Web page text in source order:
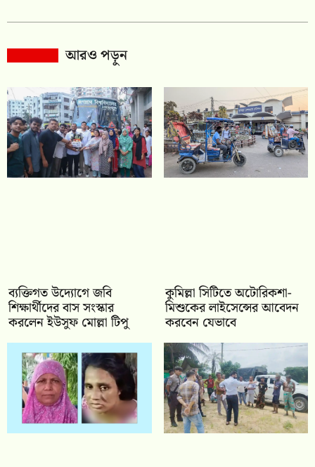
আরও পড়ুন
ব্যক্তিগত উদ্যোগে জবি
শিক্ষার্থীদের বাস সংস্কার
করলেন ইউসুফ মোল্লা টিপু
কুমিল্লা সিটিতে অটোরিকশা-
মিশুকের লাইসেন্সের আবেদন
করবেন যেভাবে